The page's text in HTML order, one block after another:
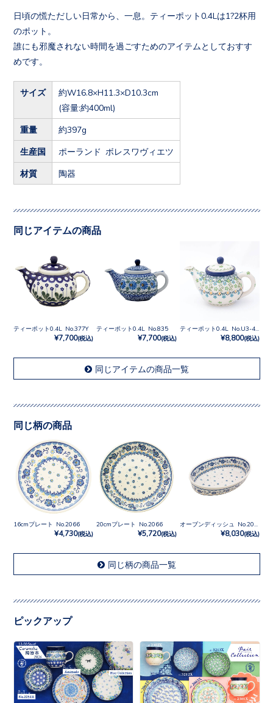
日頃の慌ただしい日常から、一息。ティーポット0.4Lは1?2杯用
のポット。
誰にも邪魔されない時間を過ごすためのアイテムとしておすす
めです。
サイズ
約W16.8×H11.3×D10.3cm
(容量:約400ml)
重量 約397g
生産国 ポーランド ボレスワヴィエツ
材質 陶器
同じアイテムの商品
ティーポット0.4L No.377Y
¥7,700(税込)
ティーポット0.4L No.835
¥7,700(税込)
ティーポット0.4L No.U3-4757
¥8,800(税込)
同じアイテムの商品一覧
同じ柄の商品
16cmプレート No.2066
¥4,730(税込)
20cmプレート No.2066
¥5,720(税込) ¥8,030(税込)
同じ柄の商品一覧
ピックアップ